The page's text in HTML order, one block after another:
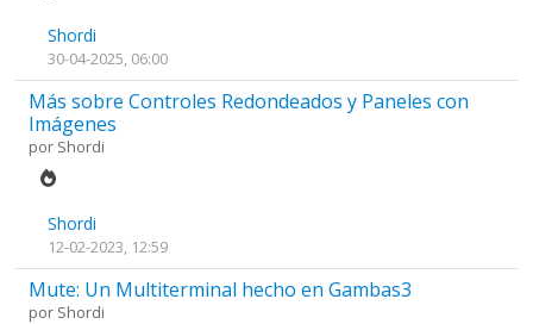
Shordi
30-04-2025, 06:00
Más sobre Controles Redondeados y Paneles con
Imágenes
por Shordi
Shordi
12-02-2023, 12:59
Mute: Un Multiterminal hecho en Gambas3
por Shordi